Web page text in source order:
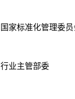
国家标准化管理委
行业主管部委